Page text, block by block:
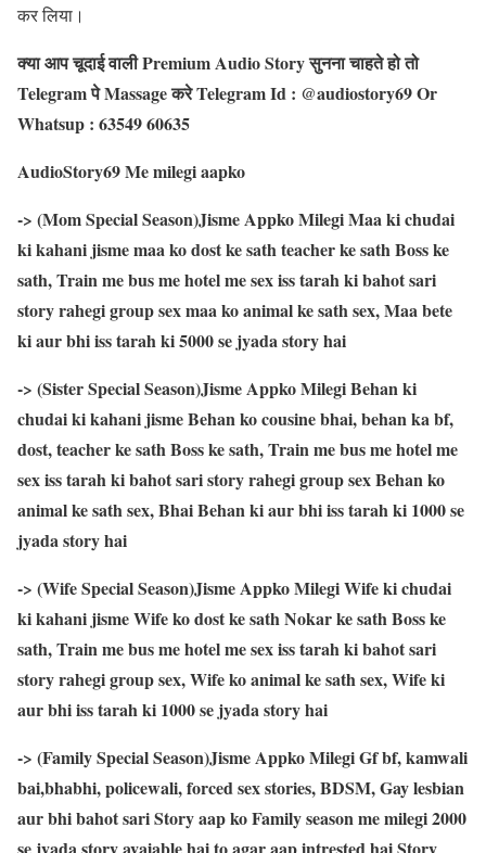
कर लिया।
क्या आप चूदाई वाली Premium Audio Story सुनना चाहते हो तो
Telegram पे Massage करे Telegram Id : @audiostory69Or
Whatsup : 63549 60635
AudioStory69 Me milegi aapko
-> (Mom Special Season)Jisme Appko Milegi Maa ki chudai
ki kahani jisme maa ko dost ke sath teacher ke sath Boss ke
sath, Train me bus me hotel me sex iss tarah ki bahot sari
story rahegi group sex maa ko animal ke sath sex, Maa bete
ki aur bhi iss tarah ki 5000 se jyada story hai
-> (Sister Special Season)Jisme Appko Milegi Behan ki
chudai ki kahani jisme Behan ko cousine bhai, behan ka bf,
dost, teacher ke sath Boss ke sath, Train me bus me hotel me
sex iss tarah ki bahot sari story rahegi group sex Behan ko
animal ke sath sex, Bhai Behan ki aur bhi iss tarah ki 1000 se
jyada story hai
-> (Wife Special Season)Jisme Appko Milegi Wife ki chudai
ki kahani jisme Wife ko dost ke sath Nokar ke sath Boss ke
sath, Train me bus me hotel me sex iss tarah ki bahot sari
story rahegi group sex, Wife ko animal ke sath sex, Wife ki
aur bhi iss tarah ki 1000 se jyada story hai
-> (Family Special Season)Jisme Appko Milegi Gf bf, kamwali
bai,bhabhi, policewali, forced sex stories, BDSM, Gay lesbian
aur bhi bahot sari Story aap ko Family season me milegi 2000